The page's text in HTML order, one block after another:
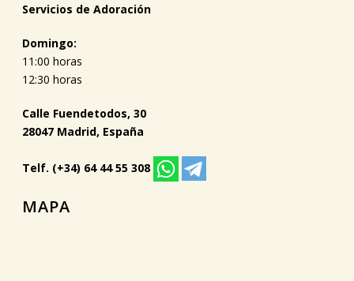
Servicios de Adoración
Domingo:
11:00 horas
12:30 horas
Calle Fuendetodos, 30
28047 Madrid, España
Telf. (+34) 64 44 55 308
MAPA